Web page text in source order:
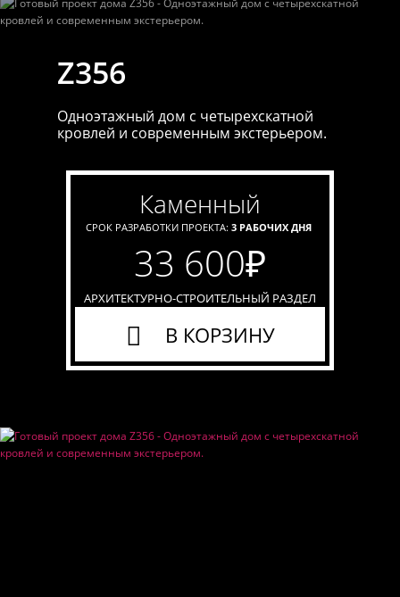
Z356
Одноэтажный дом с четырехскатной
кровлей и современным экстерьером.
каменный
СРОК РАЗРАБОТКИ ПРОЕКТА: 3 РАБОЧИХ ДНЯ
33 600₽
АРХИТЕКТУРНО-СТРОИТЕЛЬНЫЙ РАЗДЕЛ
В КОРЗИНУ